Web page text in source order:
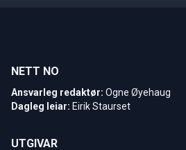
NETT NO
Ansvarleg redaktør: Ogne Øyehaug
Dagleg leiar: Eirik Staurset
UTGIVAR